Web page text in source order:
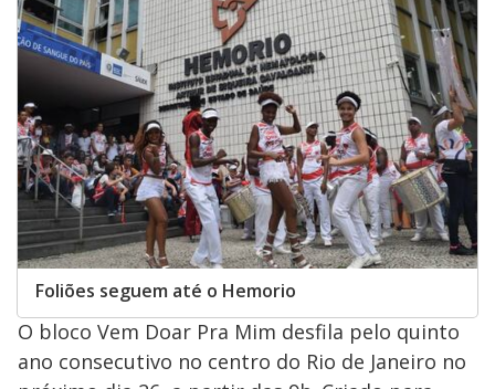
Foliões seguem até o Hemorio
O bloco Vem Doar Pra Mim desfila pelo quinto
ano consecutivo no centro do Rio de Janeiro no